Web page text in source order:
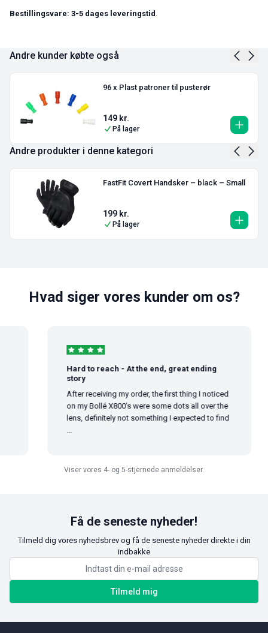
Bestillingsvare: 3-5 dages leveringstid
Andre kunder købte også
96 x Plast patroner til pusterør
149 kr.
På lager
Andre produkter i denne kategori
FastFit Covert Handsker – black – Small
199 kr.
På lager
Hvad siger vores kunder om os?
Hard to reach - At the end, great ending
story
After receiving my order, the first thing I noticed
on my Bollé X800's were some dots all over the
lens, definitely not something I expected to find
Viser vores 4- og 5-stjernede anmeldelser.
Få de seneste nyheder!
Tilmeld dig vores nyhedsbrev og få de seneste nyheder direkte i din
indbakke
Tilmeld mig